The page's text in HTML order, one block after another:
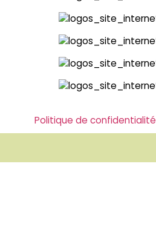
Politique de confidentialité